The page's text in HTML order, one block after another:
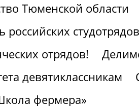
Тюменской области
студотрядов
отрядов!
девятиклассникам
фермера»